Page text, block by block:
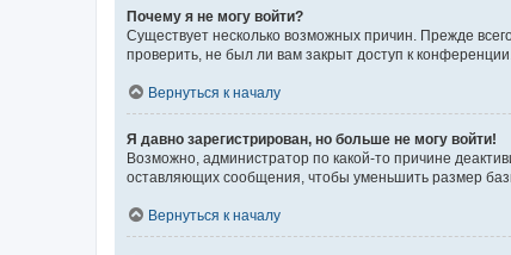
Почему я не могу войти?
Существует несколько возможных причин. Прежде
проверить, не был ли вам закрыт доступ к
Вернуться к началу
Я давно зарегистрирован, но больше не могу войти!
Возможно, администратор по какой-то причине
оставляющих сообщения, чтобы уменьшить размер
Вернуться к началу